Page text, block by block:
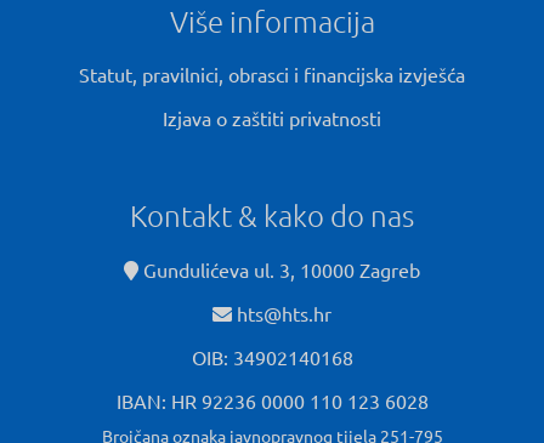
Više informacija
Statut, pravilnici, obrasci i financijska izvješća
Izjava o zaštiti privatnosti
Kontakt & kako do nas
Gundulićeva ul. 3, 10000 Zagreb
hts@hts.hr
OIB: 34902140168
IBAN: HR 92236 0000 110 123 6028
Brojčana oznaka javnopravnog tijela 251-795